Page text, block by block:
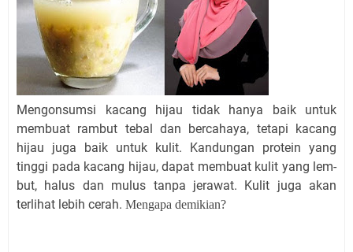
Mengonsumsi kacang hijau tidak hanya baik untuk
membuat rambut tebal dan bercahaya, tetapi kacang
hijau juga baik untuk kulit. Kandungan protein yang
tinggi pada kacang hijau, dapat membuat kulit yang lem-
but, halus dan mulus tanpa jerawat. Kulit juga akan
terlihat lebih cerah. Mengapa demikian?